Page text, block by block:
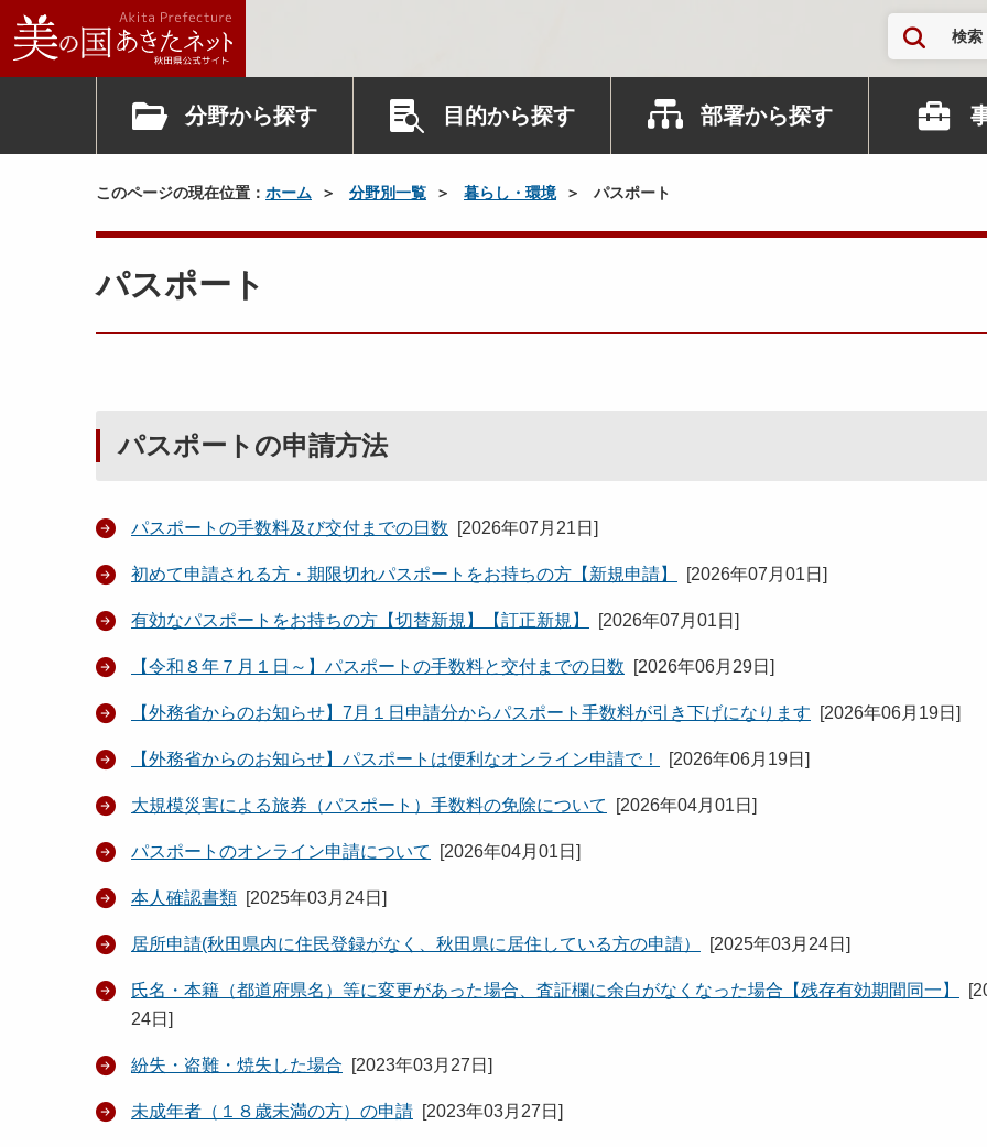
検索
分野から探す 目的から探す 部署から探す
このページの現在位置： ホーム 分野別一覧 暮らし・環境 パスポート
パスポート
パスポートの申請方法
パスポートの手数料及び交付までの日数 [2026年07月21日 ]
初めて申請される方・期限切れパスポートをお持ちの方【新規申請】 [2026年07月01日 ]
有効なパスポートをお持ちの方【切替新規】【訂正新規】 [2026年07月01日 ]
【令和８年７月１日～】パスポートの手数料と交付までの日数 [2026年06月29日 ]
【外務省からのお知らせ】7月１日申請分からパスポート手数料が引き下げになります [2026年06月19日 ]
【外務省からのお知らせ】パスポートは便利なオンライン申請で！ [2026年06月19日 ]
大規模災害による旅券（パスポート）手数料の免除について [2026年04月01日 ]
パスポートのオンライン申請について [2026年04月01日 ]
本人確認書類 [2025年03月24日 ]
居所申請(秋田県内に住民登録がなく、秋田県に居住している方の申請） [2025年03月24日 ]
氏名・本籍（都道府県名）等に変更があった場合、査証欄に余白がなくなった場合【残存有効期間同一】 [
24日 ]
紛失・盗難・焼失した場合 [2023年03月27日 ]
未成年者（１８歳未満の方）の申請 [2023年03月27日 ]